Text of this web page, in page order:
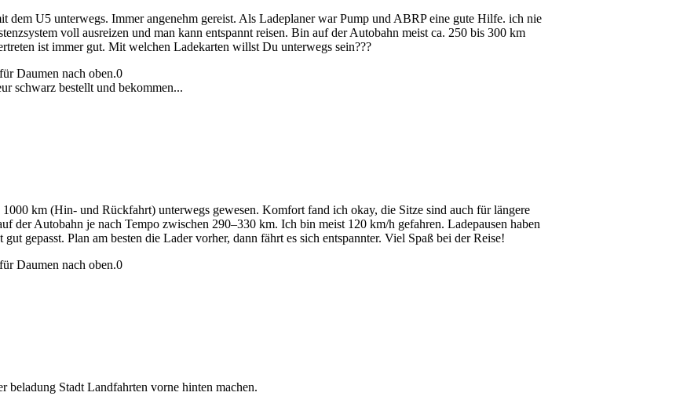
dem U5 unterwegs. Immer angenehm gereist. Als Ladeplaner war Pump und ABRP eine gute Hilfe. ich nie
voll ausreizen und man kann entspannt reisen. Bin auf der Autobahn meist ca. 250 bis 300 km
ist immer gut. Mit welchen Ladekarten willst Du unterwegs sein???
Daumen nach oben.0
schwarz bestellt und bekommen...
km (Hin- und Rückfahrt) unterwegs gewesen. Komfort fand ich okay, die Sitze sind auch für längere
der Autobahn je nach Tempo zwischen 290–330 km. Ich bin meist 120 km/h gefahren. Ladepausen haben
gepasst. Plan am besten die Lader vorher, dann fährt es sich entspannter. Viel Spaß bei der Reise!
Daumen nach oben.0
beladung Stadt Landfahrten vorne hinten machen.